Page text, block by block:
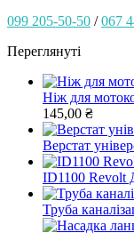
099 205-50-50 /067
Переглянуті
Ніж для
145,00 ₴
Верстат
ID1100 Revolt
Труба